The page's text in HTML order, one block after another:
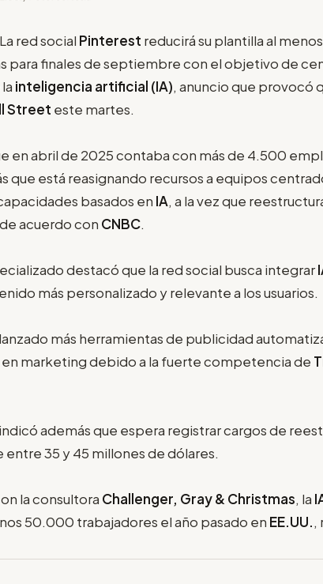
La red social Pinterest reducirá su plantilla al
para finales de septiembre con el objetivo de
inteligencia artificial (IA), anuncio que provocó
Street este martes.
en abril de 2025 contaba con más de 4.500
que está reasignando recursos a equipos
basados en IA, a la vez que
acuerdo con CNBC.
destacó que la red social busca integrar
más personalizado y relevante a los usuarios.
más herramientas de publicidad
marketing debido a la fuerte competencia de
además que espera registrar cargos de
entre 35 y 45 millones de dólares.
la consultora Challenger, Gray & Christmas, la
50.000 trabajadores el año pasado en EE.UU.,